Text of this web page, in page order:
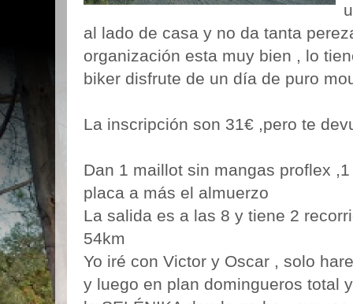
al lado de casa y no da tanta
organización esta muy bien , lo
biker disfrute de un día de puro
La inscripción son 31€ ,pero te
Dan 1 maillot sin mangas proflex
placa a más el almuerzo
La salida es a las 8 y tiene 2
54km
Yo iré con Victor y Oscar , solo
y luego en plan domingueros total